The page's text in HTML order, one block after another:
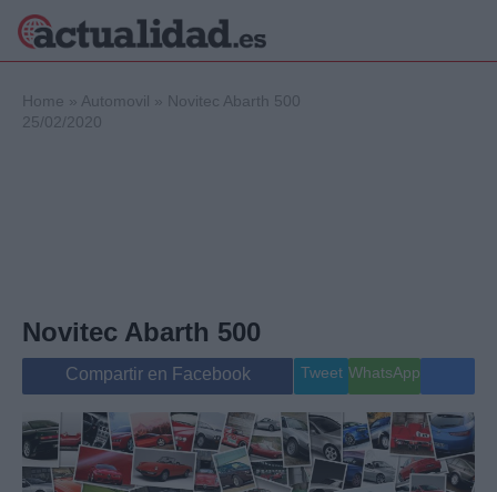
Internacional
Gente
Musica
Home » Automovil » Novitec Abarth 500
25/02/2020
Novitec Abarth 500
Compartir en Facebook Tweet WhatsApp